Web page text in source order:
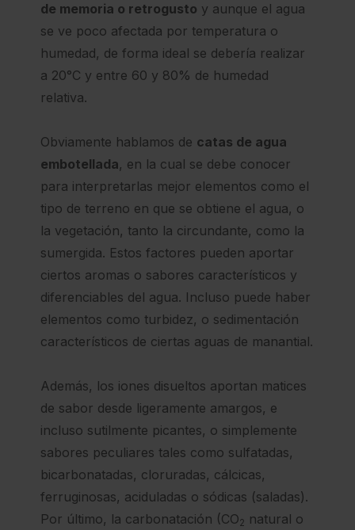
de memoria o retrogusto y aunque el agua
se ve poco afectada por temperatura o
humedad, de forma ideal se debería realizar
a 20°C y entre 60 y 80% de humedad
relativa.
Obviamente hablamos de catas de agua
embotellada, en la cual se debe conocer
para interpretarlas mejor elementos como el
tipo de terreno en que se obtiene el agua, o
la vegetación, tanto la circundante, como la
sumergida. Estos factores pueden aportar
ciertos aromas o sabores característicos y
diferenciables del agua. Incluso puede haber
elementos como turbidez, o sedimentación
característicos de ciertas aguas de manantial.
Además, los iones disueltos aportan matices
de sabor desde ligeramente amargos, e
incluso sutilmente picantes, o simplemente
sabores peculiares tales como sulfatadas,
bicarbonatadas, cloruradas, cálcicas,
ferruginosas, aciduladas o sódicas (saladas).
Por último, la carbonatación (CO2 natural o